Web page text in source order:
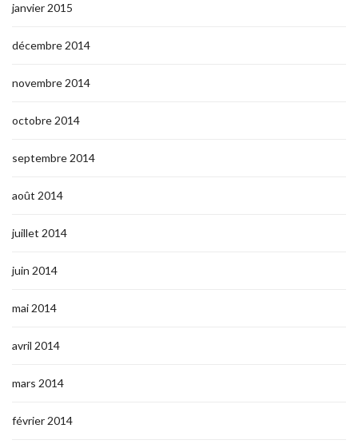
janvier 2015
décembre 2014
novembre 2014
octobre 2014
septembre 2014
août 2014
juillet 2014
juin 2014
mai 2014
avril 2014
mars 2014
février 2014